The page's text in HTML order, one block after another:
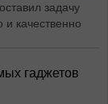
задачу
и качественно
гаджетов